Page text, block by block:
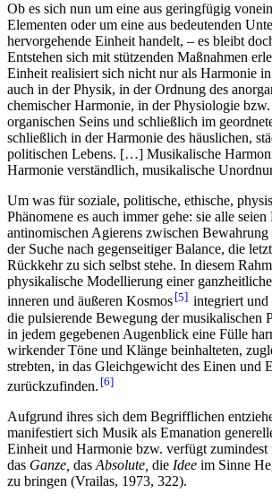
Ob es sich nun um eine aus geringfügig
Elementen oder um eine aus bedeutenden
hervorgehende Einheit handelt, – es bleibt
Entstehen sich mit stützenden Maßnahmen
Einheit realisiert sich nicht nur als Harmonie
auch in der Physik, in der Ordnung des
chemischer Harmonie, in der Physiologie
organischen Seins und schließlich im
schließlich in der Harmonie des häuslichen,
politischen Lebens. […] Musikalische
Harmonie verständlich, musikalische
Um was für soziale, politische, ethische,
Phänomene es auch immer gehe: sie alle seien
antinomischen Agierens zwischen
der Suche nach gegenseitiger Balance, die
Rückkehr zu sich selbst stehe. In diesem
physikalische Modellierung einer
inneren und äußeren Kosmos 5
integriert und
die pulsierende Bewegung der musikalischen
in jedem gegebenen Augenblick eine Fülle
wirkender Töne und Klänge beinhalteten,
strebten, in das Gleichgewicht des Einen und
zurückzufinden. 6
Aufgrund ihres sich dem Begrifflichen
manifestiert sich Musik als Emanation
Einheit und Harmonie bzw. verfügt
das Ganze, das Absolute, die Idee im Sinne
zu bringen (Vrailas, 1973, 322).